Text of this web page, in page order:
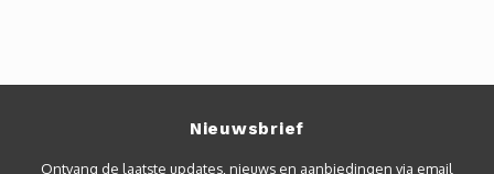
Nieuwsbrief
Ontvang de laatste updates, nieuws en aanbiedingen via email